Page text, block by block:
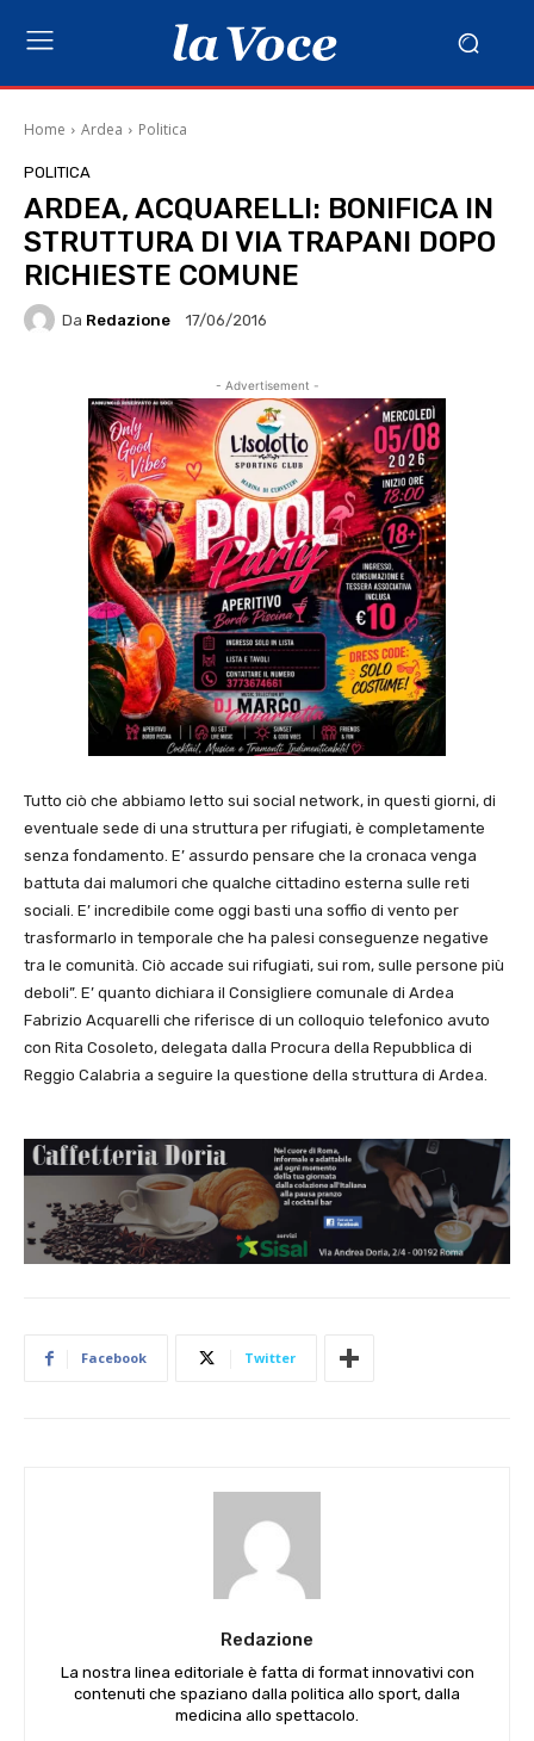
Home Ardea Politica
POLITICA
ARDEA, ACQUARELLI: BONIFICA IN
STRUTTURA DI VIA TRAPANI DOPO
RICHIESTE COMUNE
Da Redazione 17/06/2016
- Advertisement -
Tutto ciò che abbiamo letto sui social network, in questi giorni, di
eventuale sede di una struttura per rifugiati, è completamente
senza fondamento. E’ assurdo pensare che la cronaca venga
battuta dai malumori che qualche cittadino esterna sulle reti
sociali. E’ incredibile come oggi basti una soffio di vento per
trasformarlo in temporale che ha palesi conseguenze negative
tra le comunità. Ciò accade sui rifugiati, sui rom, sulle persone più
deboli”. E’ quanto dichiara il Consigliere comunale di Ardea
Fabrizio Acquarelli che riferisce di un colloquio telefonico avuto
con Rita Cosoleto, delegata dalla Procura della Repubblica di
Reggio Calabria a seguire la questione della struttura di Ardea.
Facebook Twitter
Redazione
La nostra linea editoriale è fatta di format innovativi con
contenuti che spaziano dalla politica allo sport, dalla
medicina allo spettacolo.